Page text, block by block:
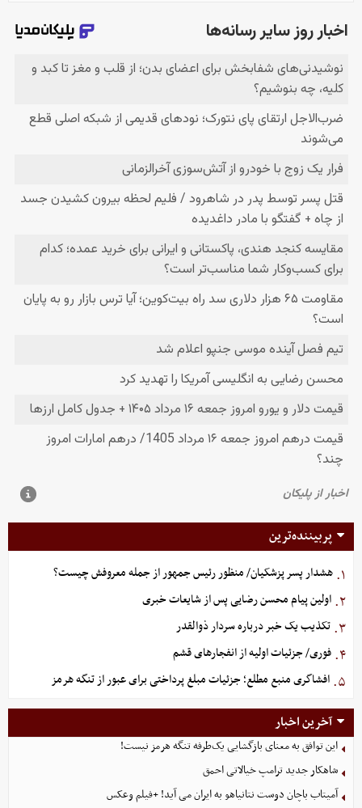
پربیننده‌ترین
۱. هشدار پسر پزشکیان/ منظور رئیس جمهور از جمله معروفش چیست؟
۲. اولین پیام محسن رضایی پس از شایعات خبری
۳. تکذیب یک خبر درباره سردار ذوالقدر
۴. فوری/ جزئیات اولیه از انفجارهای قشم
۵. افشاگری منبع مطلع؛ جزئیات مبلغ پرداختی برای عبور از تنگه هرمز
آخرین اخبار
این توافق به معنای بازگشایی یک‌طرفه تنگه هرمز نیست!
شاهکار جدید ترامپ خیالاتی احمق
آمیتاب باچان دوست نتانیاهو به ایران می آید! +فیلم وعکس